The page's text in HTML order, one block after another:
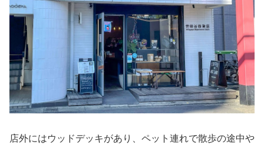
店外にはウッドデッキがあり、ペット連れで散歩の途中や